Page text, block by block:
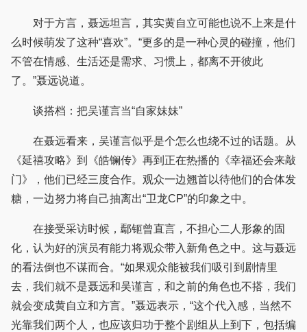
对于方言，聂远坦言，其实黄自立可能也说不上来是什
么时候萌发了这种“喜欢”。“更多的是一种心灵的碰撞，他们
不管在情感、生活还是需求、习惯上，都离不开彼此
了。”聂远说道。
谈搭档：把吴谨言当“自家妹妹”
在聂远看来，吴谨言似乎是个怎么也绕不过的话题。从
《延禧攻略》到《皓镧传》再到正在热播的《幸福还会来敲
门》，他们已经三度合作。观众一边翘首以待他们的合体发
糖，一边努力将自己抽离出“卫龙CP”的印象之中。
在接受采访时候，鄢钷曾直言，不担心二人形象的固
化，认为好的演员有能力将观众带入新角色之中。这与聂远
的看法倒也不谋而合。“如果观众能被我们吸引到剧情里
去，我们就不是聂远和吴谨言，和之前的角色也不搭，我们
就会变成黄自立和方言。”聂远表示，“这个代入感，当然不
光靠我们两个人，也应该归功于整个剧组从上到下，包括编